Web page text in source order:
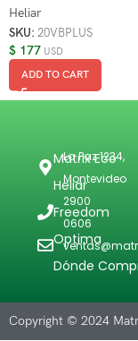
Heliar
SKU: 20VBPLUS
$ 177 USD
ADD TO CART
La Paz 1234,
Montevideo
2900
0606
Matrix Eco
Heliar
Freedom
Optima
Dónde
Copyright © 2024